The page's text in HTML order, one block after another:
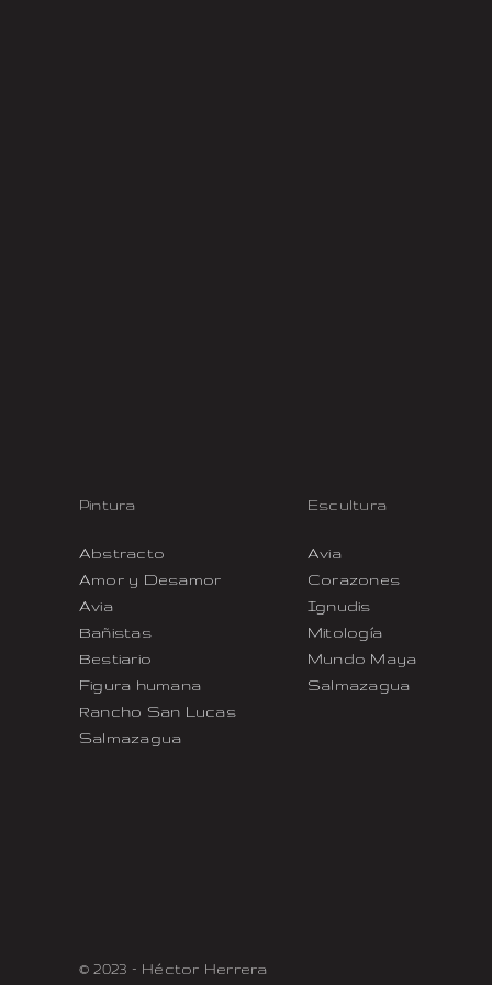
Pintura
Abstracto
Amor y Desamor
Avia
Bañistas
Bestiario
Figura humana
Rancho San Lucas
Salmazagua
Escultura
Avia
Corazones
Ignudis
Mitología
Mundo Maya
Salmazagua
© 2023 – Héctor Herrera